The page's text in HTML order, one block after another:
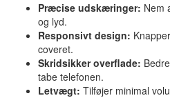
Præcise udskæringer: Nem
og lyd.
Responsivt design:
coveret.
Skridsikker overflade:
tabe telefonen.
Letvægt: Tilføjer minimal